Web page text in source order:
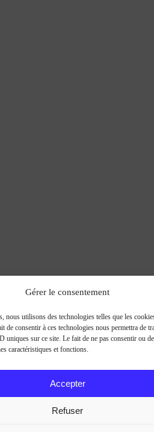
Gérer le consentement
nous utilisons des technologies telles que les
de consentir à ces technologies nous permettra de
uniques sur ce site. Le fait de ne pas consentir ou
caractéristiques et fonctions.
Accepter
Refuser